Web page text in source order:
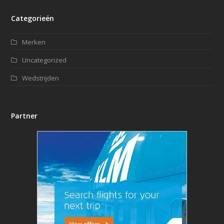
Categorieën
Merken
Uncategorized
Wedstrijden
Partner